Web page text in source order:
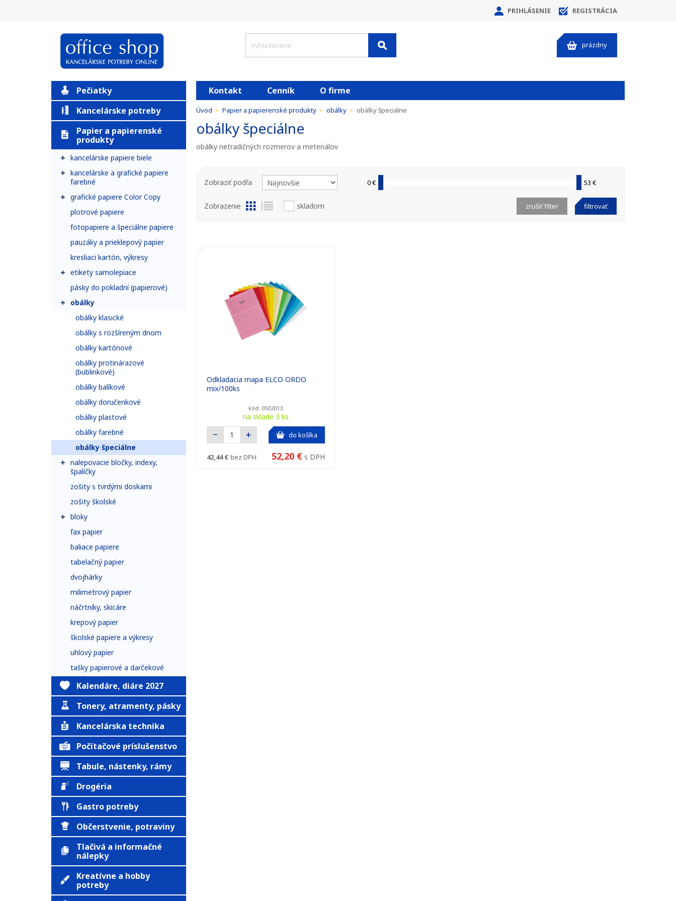
PRIHLÁSENIE REGISTRÁCIA
prázdny
Pečiatky
Kancelárske potreby
Papier a papierenské
produkty
kancelárske papiere biele
kancelárske a grafické papiere
farebné
grafické papiere Color Copy
plotrové papiere
fotopapiere a špeciálne papiere
pauzáky a prieklepový papier
kresliaci kartón, výkresy
etikety samolepiace
pásky do pokladní (papierové)
obálky
obálky klasické
obálky s rozšíreným dnom
obálky kartónové
obálky protinárazové
(bublinkové)
obálky balíkové
obálky doručenkové
obálky plastové
obálky farebné
obálky špeciálne
nalepovacie bločky, indexy,
špalíčky
zošity s tvrdými doskami
zošity školské
bloky
fax papier
baliace papiere
tabelačný papier
dvojhárky
milimetrový papier
náčrtníky, skicáre
krepový papier
školské papiere a výkresy
uhlový papier
tašky papierové a darčekové
Kalendáre, diáre 2027
Tonery, atramenty, pásky
Kancelárska technika
Počítačové príslušenstvo
Tabule, nástenky, rámy
Drogéria
Gastro potreby
Občerstvenie, potraviny
Tlačivá a informačné
nálepky
Kreatívne a hobby
potreby
Kontakt Cenník O firme
Úvod Papier a papierenské produkty obálky obálky špeciálne
obálky špeciálne
obálky netradičných rozmerov a meteriálov
0 € 53 €
Zobrazenie skladom filtrovať
zrušiť filter
Zobraziť podľa
Odkladacia mapa ELCO ORDO
mix/100ks
kód: 0502013
na sklade 3 ks
do košíka
42,44 € bez DPH 52,20 € s DPH